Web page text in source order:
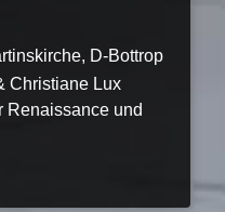
D-Bottrop
Christiane Lux
Renaissance und